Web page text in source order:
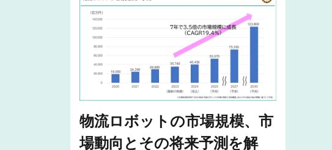
物流ロボットの市場規模、市
場動向とその将来予測を解